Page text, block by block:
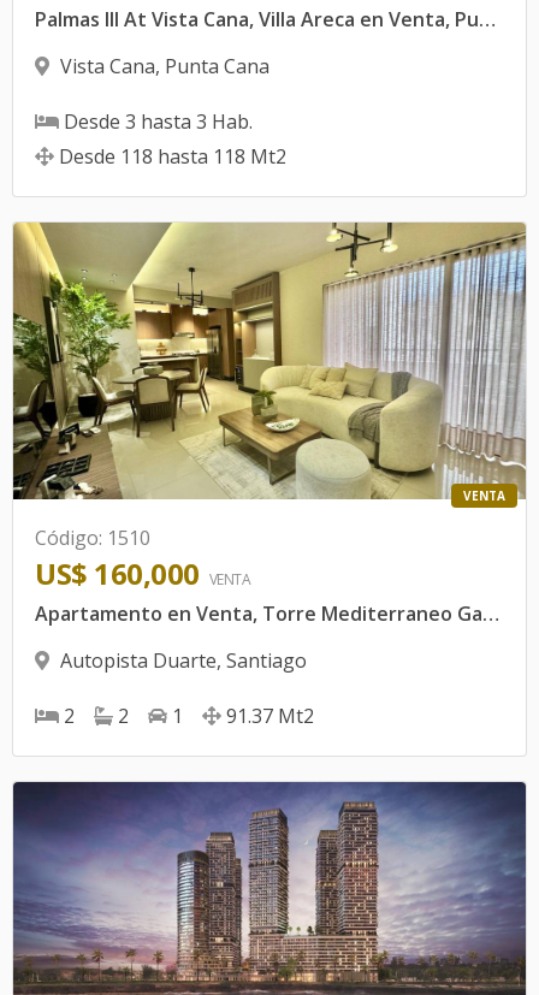
Palmas III At Vista Cana, Villa Areca en Venta, Punta Cana.
Vista Cana, Punta Cana
Desde 3 hasta 3 Hab.
Desde 118 hasta 118 Mt2
VENTA
Código: 1510
US$ 160,000 VENTA
Apartamento en Venta, Torre Mediterraneo Gardens.
Autopista Duarte, Santiago
2 2 1 91.37 Mt2